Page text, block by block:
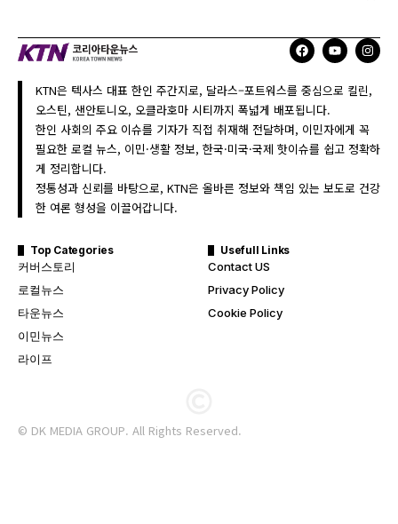
KTN은 텍사스 대표 한인 주간지로, 달라스–포트워스를 중심으로 킬린,
오스틴, 샌안토니오, 오클라호마 시티까지 폭넓게 배포됩니다.
한인 사회의 주요 이슈를 기자가 직접 취재해 전달하며, 이민자에게 꼭
필요한 로컬 뉴스, 이민·생활 정보, 한국·미국·국제 핫이슈를 쉽고 정확하
게 정리합니다.
정통성과 신뢰를 바탕으로, KTN은 올바른 정보와 책임 있는 보도로 건강
한 여론 형성을 이끌어갑니다.
Top Categories
커버스토리
로컬뉴스
타운뉴스
이민뉴스
라이프
Usefull Links
Contact US
Privacy Policy
Cookie Policy
© DK MEDIA GROUP. All Rights Reserved.